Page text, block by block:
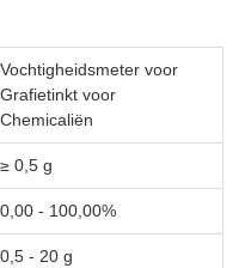
Vochtigheidsmeter voor
Grafietinkt voor
Chemicaliën
≥ 0,5 g
0,00 - 100,00%
0,5 - 20 g